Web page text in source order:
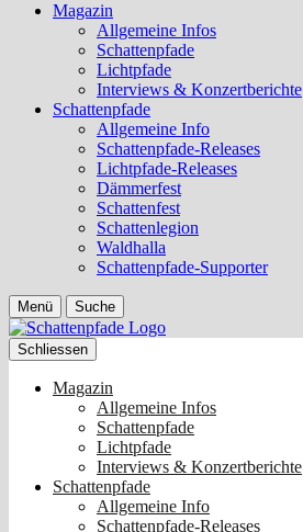
Magazin
Allgemeine Infos
Schattenpfade
Lichtpfade
Interviews & Konzertberichte
Schattenpfade
Allgemeine Info
Schattenpfade-Releases
Lichtpfade-Releases
Dämmerfest
Schattenfest
Schattenlegion
Waldhalla
Schattenpfade-Supporter
Menü Suche
Schliessen
Magazin
Allgemeine Infos
Schattenpfade
Lichtpfade
Interviews & Konzertberichte
Schattenpfade
Allgemeine Info
Schattenpfade-Releases